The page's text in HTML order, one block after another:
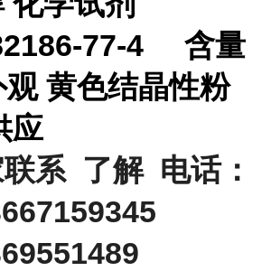
77-4 含量
黄色结晶性粉
应
系 了解 电话：